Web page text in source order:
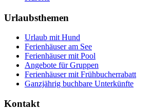
Urlaubsthemen
Urlaub mit Hund
Ferienhäuser am See
Ferienhäuser mit Pool
Angebote für Gruppen
Ferienhäuser mit Frühbucherrabatt
Ganzjährig buchbare Unterkünfte
Kontakt